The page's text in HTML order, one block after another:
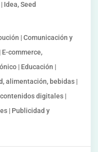
Idea, Seed
| Comunicación y
commerce,
| Educación |
alimentación, bebidas |
digitales |
| Publicidad y